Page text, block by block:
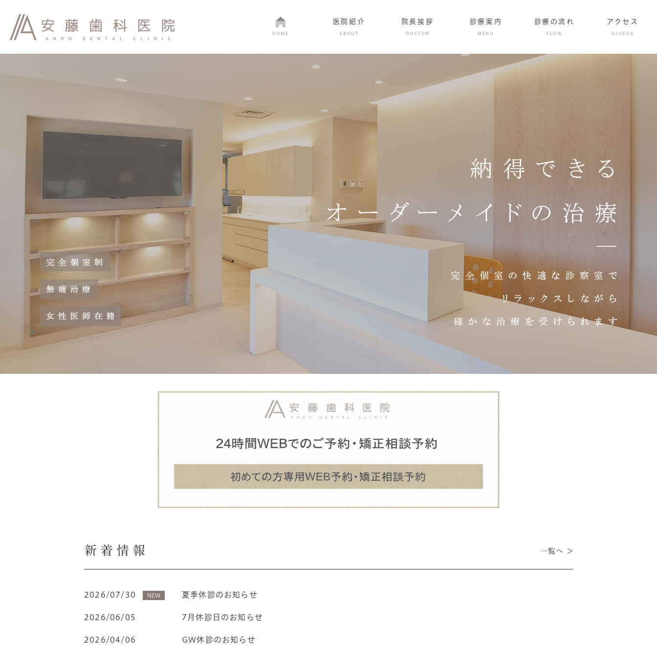
HOME
医院紹介
ABOUT
医院紹介
院長挨拶
DOCTOR
診療案内
MENU
診療の流れ
FLOW
アクセス
ACCESS
新着情報 一覧へ >
2026/07/30 NEW 夏季休診のお知らせ
2026/06/05 7月休診日のお知らせ
2026/04/06 GW休診のお知らせ